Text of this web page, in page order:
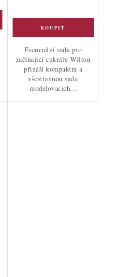
Esenciální sada pro
začínající cukráře Wilton
přináší kompaktní a
všestrannou sadu
modelovacích...